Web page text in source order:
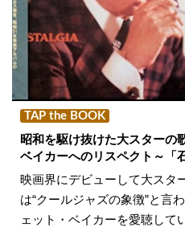
TAP the BOOK
昭和を駆け抜けた大スターの
ベイカーへのリスペクト～「
映画界にデビューして大スタ
は“クールジャズの象徴”と言
ェット・ベイカーを愛聴して